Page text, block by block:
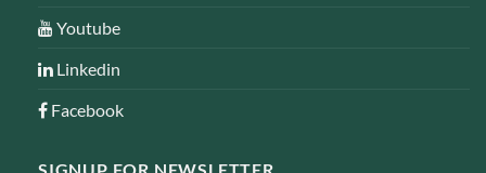
Youtube
Linkedin
Facebook